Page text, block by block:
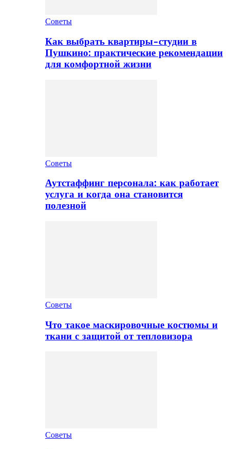
Советы
Как выбрать квартиры-студии в
Пушкино: практические рекомендации
для комфортной жизни
Советы
Аутстаффинг персонала: как работает
услуга и когда она становится
полезной
Советы
Что такое маскировочные костюмы и
ткани с защитой от тепловизора
Советы